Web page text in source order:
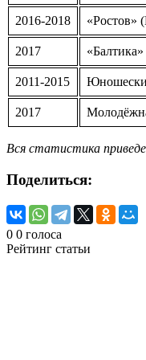
2016-2018 «Ростов»
2017
2011-2015
2017
Вся статистика
Поделиться:
0 0 голоса
Рейтинг статьи